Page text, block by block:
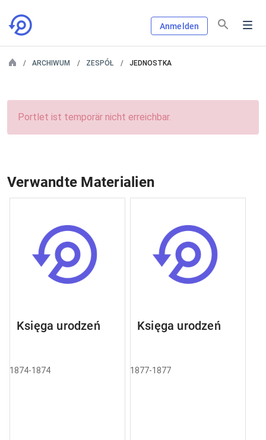
Anmelden
ARCHIWUM ZESPÓŁ JEDNOSTKA
Portlet ist temporär nicht erreichbar.
Verwandte Materialien
Księga urodzeń
1874-1874
Księga urodzeń
1877-1877